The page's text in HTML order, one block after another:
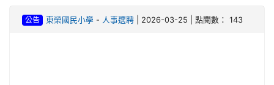
公告 東榮國民小學- 人事選聘| 2026-03-25 | 點閱數： 143